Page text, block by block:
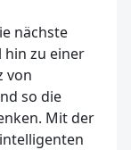
nächste
hin zu einer
von
so die
Mit der